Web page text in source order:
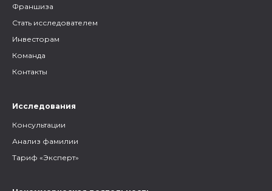
Франшиза
Стать исследователем
Инвесторам
Команда
Контакты
Исследования
Консультации
Анализ фамилии
Тариф «Эксперт»